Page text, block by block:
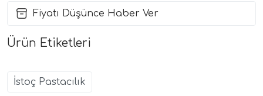
Fiyatı Düşünce Haber Ver
Ürün Etiketleri
İstoç Pastacılık